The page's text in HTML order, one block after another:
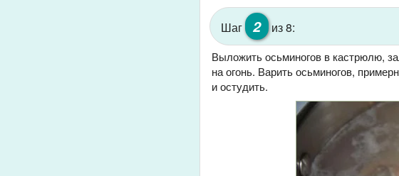
Шаг 2 из 8:
Выложить осьминогов в кастрюлю,
на огонь. Варить осьминогов,
и остудить.